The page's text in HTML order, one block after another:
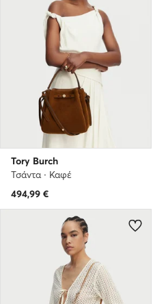
Tory Burch
Τσάντα · Καφέ
494,99 €